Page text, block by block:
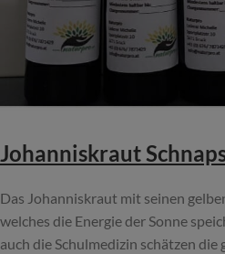
Johanniskraut
Das Johanniskraut mit seinen
welches die Energie der Sonne
auch die Schulmedizin schätzen